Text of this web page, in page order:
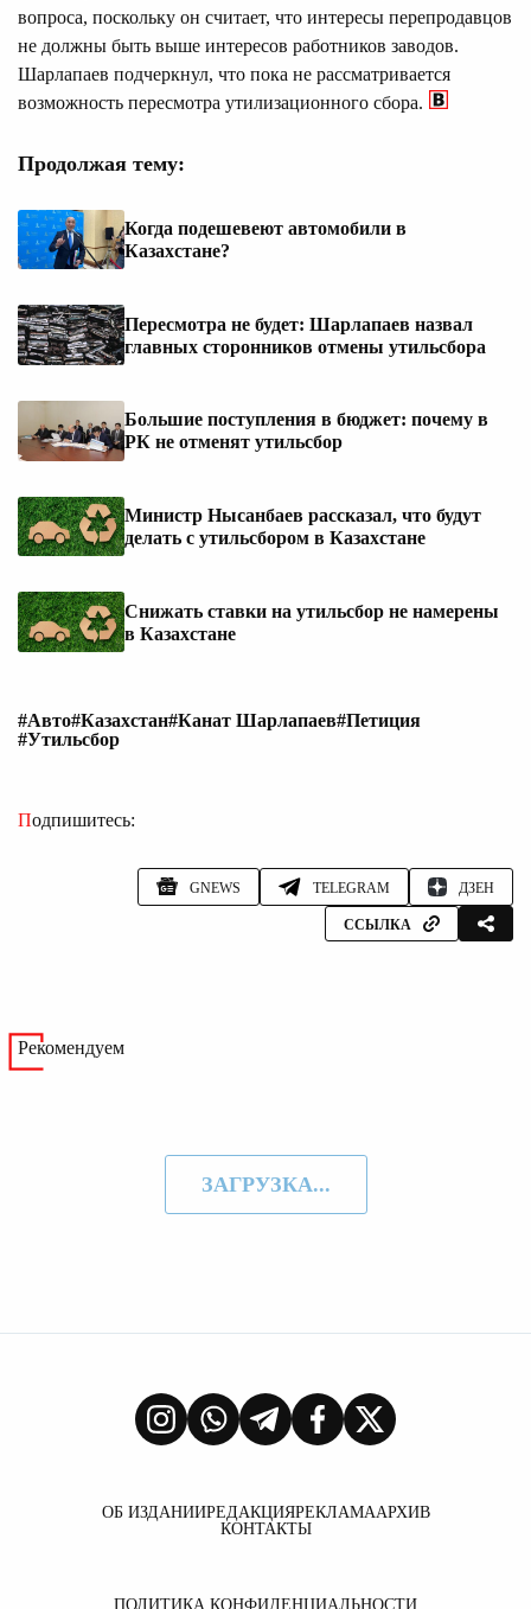
вопроса, поскольку он считает, что интересы перепродавцов
не должны быть выше интересов работников заводов.
Шарлапаев подчеркнул, что пока не рассматривается
возможность пересмотра утилизационного сбора.
Продолжая тему:
Когда подешевеют автомобили в
Казахстане?
Пересмотра не будет: Шарлапаев назвал
главных сторонников отмены утильсбора
Большие поступления в бюджет: почему в
РК не отменят утильсбор
Министр Нысанбаев рассказал, что будут
делать с утильсбором в Казахстане
Снижать ставки на утильсбор не намерены
в Казахстане
#Авто#Казахстан#Канат Шарлапаев#Петиция
#Утильсбор
Подпишитесь:
GNEWS TELEGRAM ДЗЕН
ССЫЛКА
Рекомендуем
ЗАГРУЗКА...
ОБ ИЗДАНИИРЕДАКЦИЯРЕКЛАМААРХИВ
КОНТАКТЫ
ПОЛИТИКА КОНФИДЕНЦИАЛЬНОСТИ